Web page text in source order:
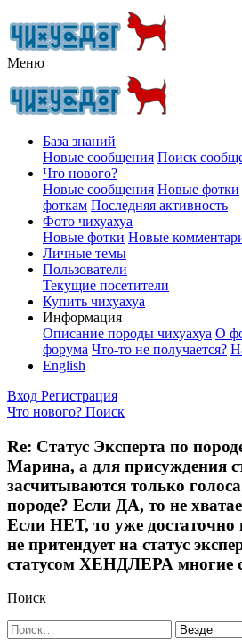
Меню
База знаний
Новые сообщения Поиск
Что нового?
Новые сообщения Новые фотки
фоткам Последняя активность
Фото чихуахуа
Новые фотки Новые
Личные темы
Пользователи
Текущие посетители
Купить чихуахуа
Информация
Описание породы чихуахуа О
форума Что-то не получается?
English
Вход Регистрация
Что нового? Поиск
Re: Статус Эксперта по
Марина, а для присуждения
засчитываются только
породе? Если ДА, то не
Если НЕТ, то уже
не притендует на статус
статусом ХЕНДЛЕРА многие
Поиск